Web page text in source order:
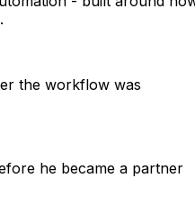
the workflow was
he became a partner